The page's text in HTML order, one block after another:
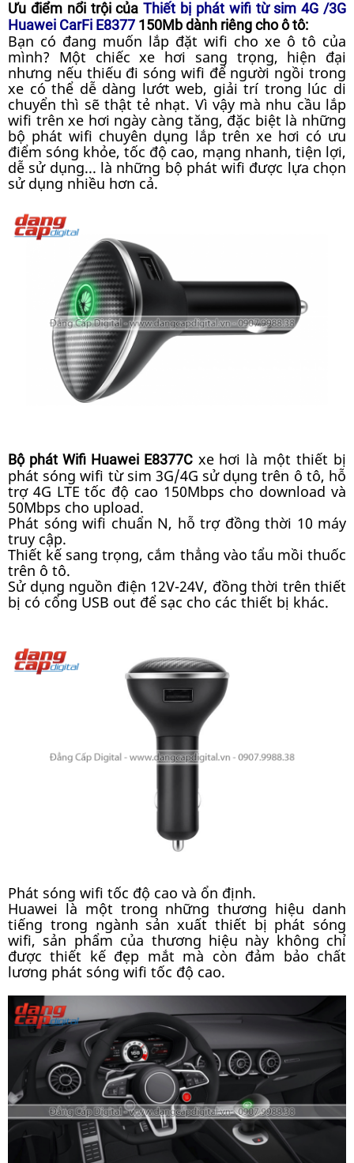
Ưu điểm nổi trội củaThiết bị phát wifi từ sim 4G /3G
Huawei CarFi E8377 150Mb dành riêng cho ô tô:
Bạn có đang muốn lắp đặt wifi cho xe ô tô của
mình? Một chiếc xe hơi sang trọng, hiện đại
nhưng nếu thiếu đi sóng wifi để người ngồi trong
xe có thể dễ dàng lướt web, giải trí trong lúc di
chuyển thì sẽ thật tẻ nhạt. Vì vậy mà nhu cầu lắp
wifi trên xe hơi ngày càng tăng, đặc biệt là những
bộ phát wifi chuyên dụng lắp trên xe hơi có ưu
điểm sóng khỏe, tốc độ cao, mạng nhanh, tiện lợi,
dễ sử dụng... là những bộ phát wifi được lựa chọn
sử dụng nhiều hơn cả.
Bộ phát Wifi Huawei E8377Cxe hơi là một thiết bị
phát sóng wifi từ sim 3G/4G sử dụng trên ô tô, hỗ
trợ 4G LTE tốc độ cao 150Mbps cho download và
50Mbps cho upload.
Phát sóng wifi chuẩn N, hỗ trợ đồng thời 10 máy
truy cập.
Thiết kế sang trọng, cắm thẳng vào tẩu mồi thuốc
trên ô tô.
Sử dụng nguồn điện 12V-24V, đồng thời trên thiết
bị có cổng USB out để sạc cho các thiết bị khác.
Phát sóng wifi tốc độ cao và ổn định.
Huawei là một trong những thương hiệu danh
tiếng trong ngành sản xuất thiết bị phát sóng
wifi, sản phẩm của thương hiệu này không chỉ
được thiết kế đẹp mắt mà còn đảm bảo chất
lương phát sóng wifi tốc độ cao.